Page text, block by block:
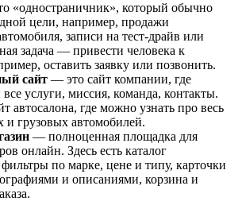
«одностраничник», который обычно
цели, например, продажи
записи на тест-драйв или
задача — привести человека к
оставить заявку или позвонить.
сайт — это сайт компании, где
услуги, миссия, команда, контакты.
автосалона, где можно узнать про весь
и грузовых автомобилей.
— полноценная площадка для
онлайн. Здесь есть каталог
по марке, цене и типу, карточки
и описаниями, корзина и